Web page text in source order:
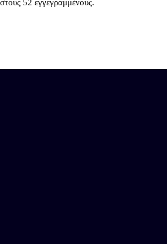
52 εγγεγραμμένους.